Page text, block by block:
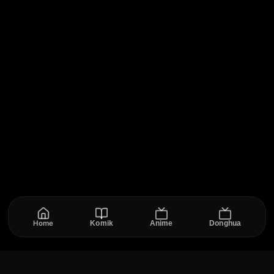
Home Komik Anime Donghua